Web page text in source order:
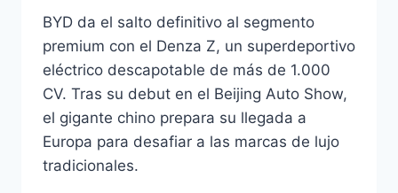
BYD da el salto definitivo al segmento
premium con el Denza Z, un superdeportivo
eléctrico descapotable de más de 1.000
CV. Tras su debut en el Beijing Auto Show,
el gigante chino prepara su llegada a
Europa para desafiar a las marcas de lujo
tradicionales.